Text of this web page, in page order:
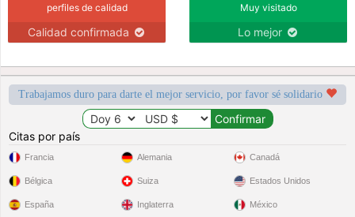
perfiles de calidad
Calidad confirmada
Muy visitado
Lo mejor
Trabajamos duro para darte el mejor servicio, por favor sé solidario
Citas por país
Francia
Bélgica
España
Alemania
Suiza
Inglaterra
Canadá
Estados Unidos
México